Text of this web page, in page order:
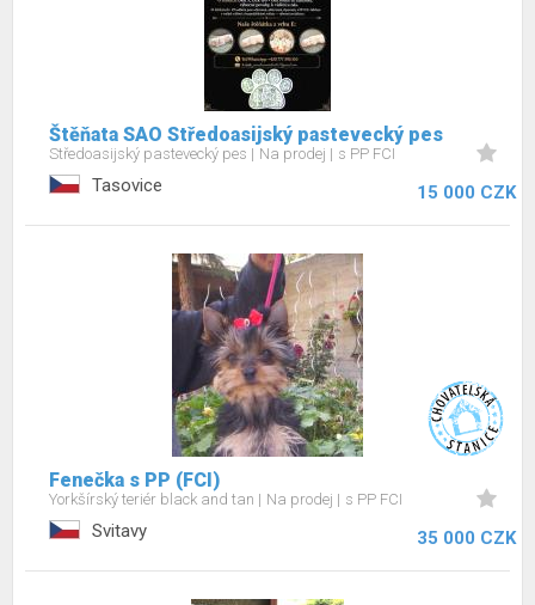
Štěňata SAO Středoasijský pastevecký pes
Středoasijský pastevecký pes Na prodej s PP FCI
Tasovice 15 000 CZK
Fenečka s PP (FCI)
Yorkšírský teriér black and tan Na prodej s PP FCI
Svitavy 35 000 CZK